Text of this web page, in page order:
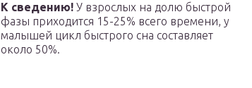
К сведению! У взрослых на долю быстрой
фазы приходится 15-25% всего времени, у
малышей цикл быстрого сна составляет
около 50%.